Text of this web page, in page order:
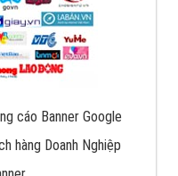
cáo Banner Google
hàng Doanh Nghiệp